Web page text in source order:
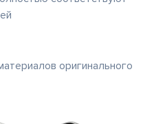
оригинального